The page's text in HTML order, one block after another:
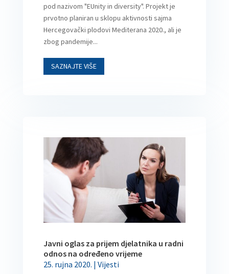
pod nazivom "EUnity in diversity". Projekt je
prvotno planiran u sklopu aktivnosti sajma
Hercegovački plodovi Mediterana 2020., ali je
zbog pandemije...
SAZNAJTE VIŠE
Javni oglas za prijem djelatnika u radni
odnos na određeno vrijeme
25. rujna 2020. | Vijesti